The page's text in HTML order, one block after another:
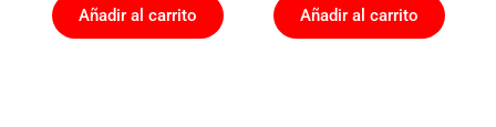
Añadir al carrito Añadir al carrito